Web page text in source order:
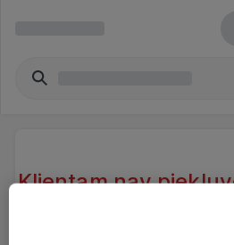
Klientam nav